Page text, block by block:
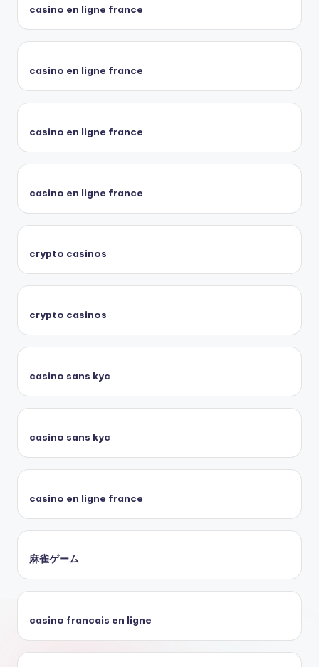
casino en ligne france
casino en ligne france
casino en ligne france
casino en ligne france
crypto casinos
crypto casinos
casino sans kyc
casino sans kyc
casino en ligne france
麻雀ゲーム
casino francais en ligne